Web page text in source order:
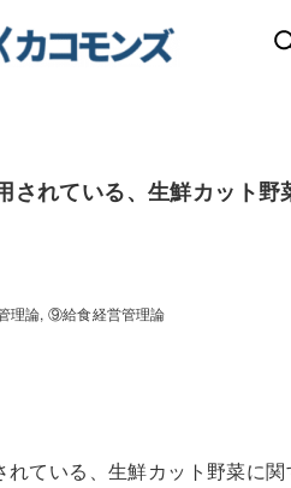
されている、生鮮カット野
理論 ⑨給食経営管理論
れている、生鮮カット野菜に関